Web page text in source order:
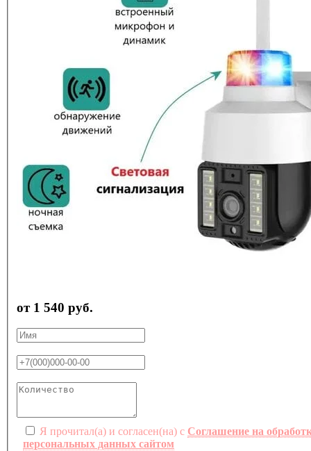
от 1 540 руб.
Я прочитал(а) и согласен(на) с Соглашение на
персональных данных сайтом